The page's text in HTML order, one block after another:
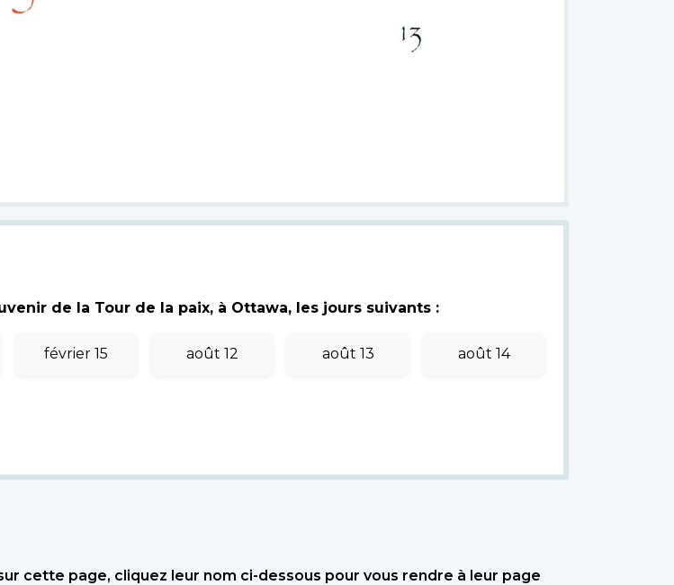
de la Tour de la paix, à Ottawa, les jours suivants :
février 15 août 12 août 13 août 14
cette page, cliquez leur nom ci-dessous pour vous rendre à leur page